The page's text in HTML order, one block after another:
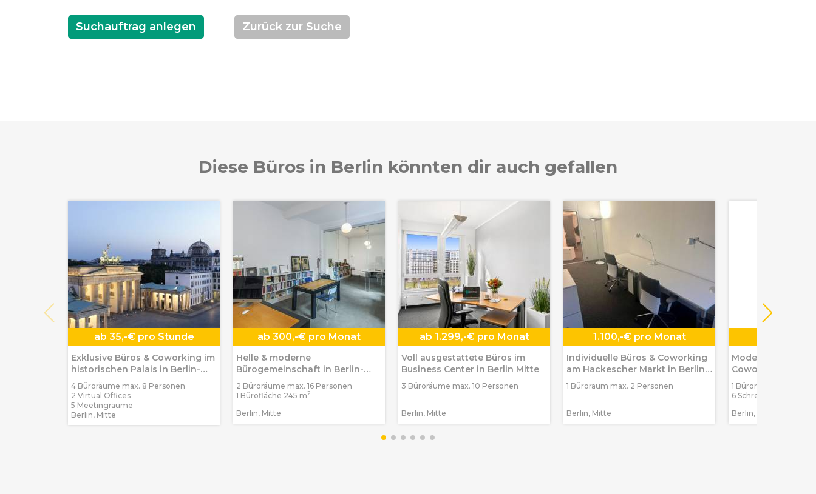
Suchauftrag anlegen Zurück zur Suche
Diese Büros in Berlin könnten dir auch gefallen
ab 35,-€ pro Stunde
Exklusive Büros & Coworking im
historischen Palais in Berlin-
Mitte
4 Büroräume max. 8 Personen
2 Virtual Offices
5 Meetingräume
Berlin, Mitte
ab 300,-€ pro Monat
Helle & moderne
Bürogemeinschaft in Berlin-
Mitte
2 Büroräume max. 16 Personen
1 Bürofläche 245 m2
Berlin, Mitte
ab 1.299,-€ pro Monat
Voll ausgestattete Büros im
Business Center in Berlin Mitte
3 Büroräume max. 10 Personen
Berlin, Mitte
1.100,-€ pro Monat
Individuelle Büros & Coworking
am Hackescher Markt in Berlin-
Mitte
1 Büroraum max. 2 Personen
Berlin, Mitte
ab
Moderne Private
Coworking in
1 Büroraum max. 2
6 Schreibtischplätze
Berlin, Weißensee